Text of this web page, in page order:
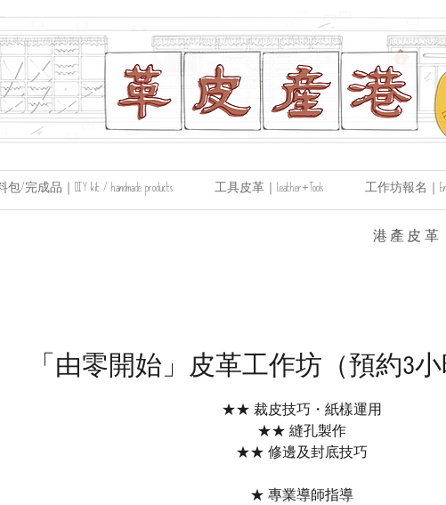
/完成品｜DIY kit / handmade products 工具皮革｜Leather+Tools 工作坊報名｜
港產皮革
「由零開始」皮革工作坊（預約3小
★★ 裁皮技巧・紙樣運用
★★ 縫孔製作
★★ 修邊及封底技巧
★ 專業導師指導